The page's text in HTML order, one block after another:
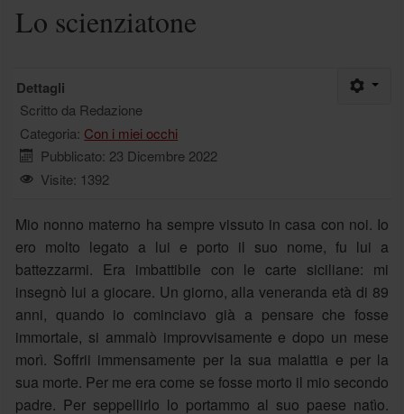
Lo scienziatone
Dettagli
Scritto da Redazione
Categoria: Con i miei occhi
Pubblicato: 23 Dicembre 2022
Visite: 1392
Mio nonno materno ha sempre vissuto in casa con noi. Io
ero molto legato a lui e porto il suo nome, fu lui a
battezzarmi. Era imbattibile con le carte siciliane: mi
insegnò lui a giocare. Un giorno, alla veneranda età di 89
anni, quando io cominciavo già a pensare che fosse
immortale, si ammalò improvvisamente e dopo un mese
morì. Soffrii immensamente per la sua malattia e per la
sua morte. Per me era come se fosse morto il mio secondo
padre. Per seppellirlo lo portammo al suo paese natìo.